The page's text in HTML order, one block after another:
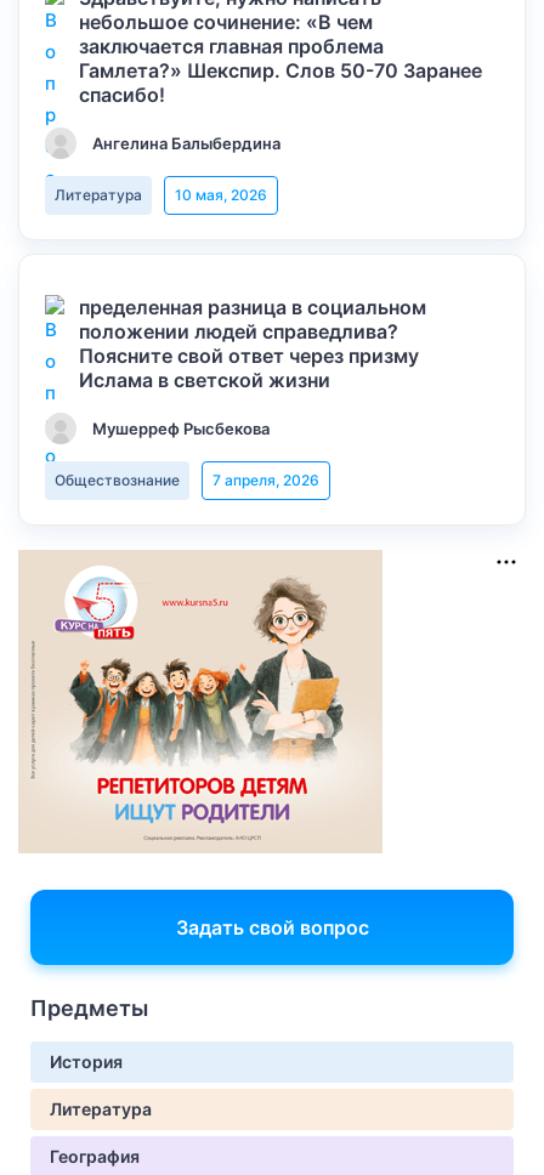
небольшое сочинение: «В чем
заключается главная проблема
Гамлета?» Шекспир. Слов 50-70 Заранее
спасибо!
Ангелина Балыбердина
Литература 10 мая, 2026
пределенная разница в социальном
положении людей справедлива?
Поясните свой ответ через призму
Ислама в светской жизни
Мушерреф Рысбекова
Обществознание 7 апреля, 2026
Задать свой вопрос
Предметы
История
Литература
География